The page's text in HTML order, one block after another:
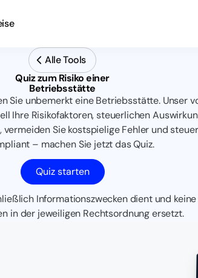
Alle Tools
Quiz zum Risiko einer
Betriebsstätte
Sie unbemerkt eine Betriebsstätte. Unser
Ihre Risikofaktoren, steuerlichen
Sie kostspielige Fehler und
– machen Sie jetzt das Quiz.
Quiz starten
Informationszwecken dient und
in der jeweiligen Rechtsordnung ersetzt.